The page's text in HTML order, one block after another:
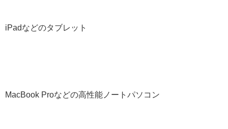
iPadなどのタブレット
MacBook Proなどの高性能ノートパソコン